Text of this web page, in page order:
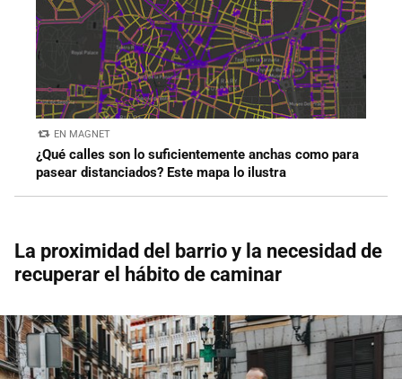
EN MAGNET
¿Qué calles son lo suficientemente anchas como para
pasear distanciados? Este mapa lo ilustra
La proximidad del barrio y la necesidad de
recuperar el hábito de caminar